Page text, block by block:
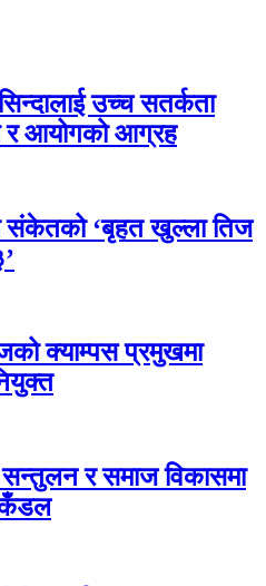
उच्च सतर्कता
र आयोगको आग्रह
संकेतको ‘बृहत खुल्ला तिज
क्याम्पस प्रमुखमा
सन्तुलन र समाज विकासमा
कँडल